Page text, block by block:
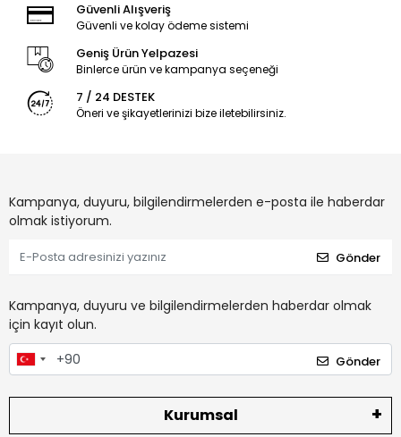
Güvenli Alışveriş
Güvenli ve kolay ödeme sistemi
Geniş Ürün Yelpazesi
Binlerce ürün ve kampanya seçeneği
7 / 24 DESTEK
Öneri ve şikayetlerinizi bize iletebilirsiniz.
Kampanya, duyuru, bilgilendirmelerden e-posta ile haberdar
olmak istiyorum.
Gönder
Kampanya, duyuru ve bilgilendirmelerden haberdar olmak
için kayıt olun.
Gönder
Kurumsal